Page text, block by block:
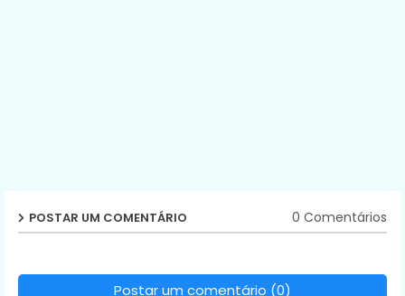
POSTAR UM COMENTÁRIO 0 Comentários
Postar um comentário (0)